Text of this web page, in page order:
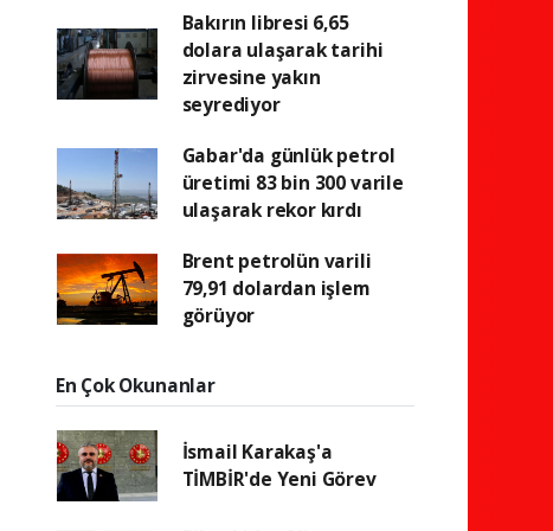
Bakırın libresi 6,65
dolara ulaşarak tarihi
zirvesine yakın
seyrediyor
Gabar'da günlük petrol
üretimi 83 bin 300 varile
ulaşarak rekor kırdı
Brent petrolün varili
79,91 dolardan işlem
görüyor
En Çok Okunanlar
İsmail Karakaş'a
TİMBİR'de Yeni Görev